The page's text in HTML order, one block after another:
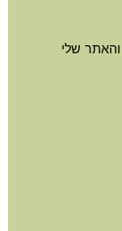
שלי